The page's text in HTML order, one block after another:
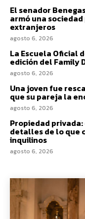
El senador
armó una
extranjeros
agosto 6, 2026
La Escuela Oficial
edición del Family
agosto 6, 2026
Una joven fue
que su pareja la
agosto 6, 2026
Propiedad
detalles de lo que
inquilinos
agosto 6, 2026